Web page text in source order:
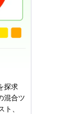
探求
混合ツ
ト、